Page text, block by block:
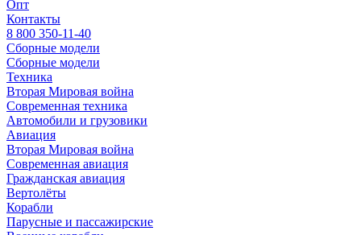
Опт
Контакты
8 800 350-11-40
Сборные модели
Сборные модели
Техника
Вторая Мировая война
Современная техника
Автомобили и грузовики
Авиация
Вторая Мировая война
Современная авиация
Гражданская авиация
Вертолёты
Корабли
Парусные и пассажирские